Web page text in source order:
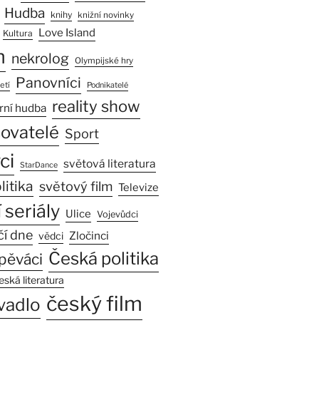
Hudba knihy knižní novinky
Kultura Love Island
nekrolog Olympijské hry
Panovníci Podnikatelé
hudba reality show
Sport
StarDance světová literatura
světový film Televize
Ulice Vojevůdci
dne vědci Zločinci
Česká politika
literatura
český film